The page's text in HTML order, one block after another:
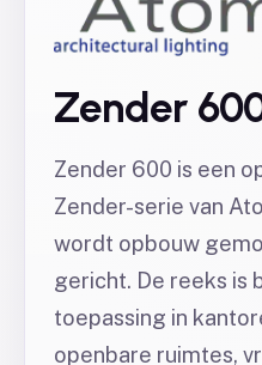
Zender
Zender 600 is een
Zender-serie van
wordt opbouw
gericht. De reeks is
toepassing in
openbare ruimtes,